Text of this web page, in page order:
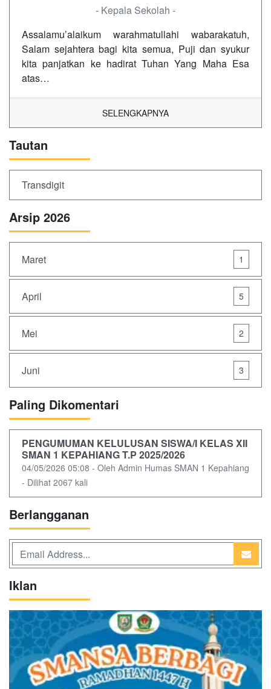
- Kepala Sekolah -
Assalamu’alaikum warahmatullahi wabarakatuh,
Salam sejahtera bagi kita semua, Puji dan syukur
kita panjatkan ke hadirat Tuhan Yang Maha Esa
atas…
SELENGKAPNYA
Tautan
Transdigit
Arsip 2026
Maret 1
April 5
Mei 2
Juni 3
Paling Dikomentari
PENGUMUMAN KELULUSAN SISWA/I KELAS XII
SMAN 1 KEPAHIANG T.P 2025/2026
04/05/2026 05:08 - Oleh Admin Humas SMAN 1 Kepahiang
- Dilihat 2067 kali
Berlangganan
Iklan